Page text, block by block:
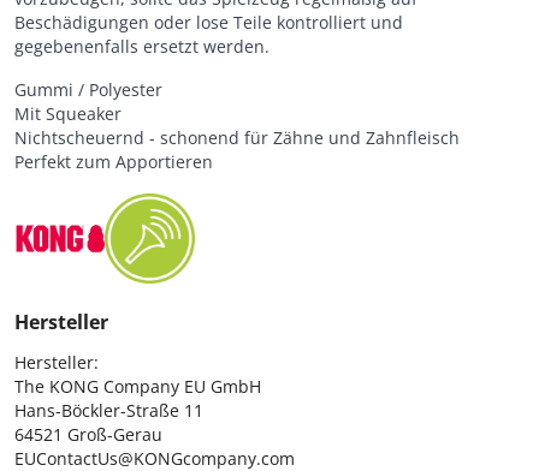
Beschädigungen oder lose Teile kontrolliert und
gegebenenfalls ersetzt werden.
Gummi / Polyester
Mit Squeaker
Nichtscheuernd - schonend für Zähne und Zahnfleisch
Perfekt zum Apportieren
Hersteller
Hersteller:
The KONG Company EU GmbH
Hans-Böckler-Straße 11
64521 Groß-Gerau
EUContactUs@KONGcompany.com